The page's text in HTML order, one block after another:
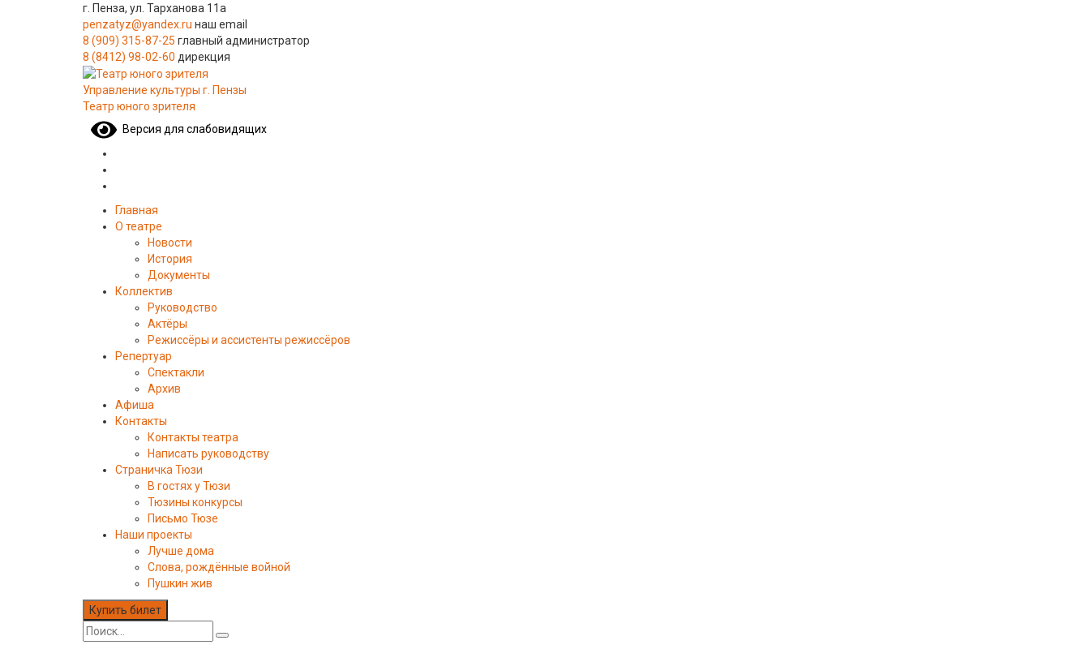
г. Пенза, ул. Тарханова 11а
penzatyz@yandex.ru наш email
8 (909) 315-87-25 главный администратор
8 (8412) 98-02-60 дирекция
Управление культуры г. Пензы
Театр юного зрителя
Версия для слабовидящих
Главная
О театре
Новости
История
Документы
Коллектив
Руководство
Актёры
Режиссёры и ассистенты режиссёров
Репертуар
Спектакли
Архив
Афиша
Контакты
Контакты театра
Написать руководству
Страничка Тюзи
В гостях у Тюзи
Тюзины конкурсы
Письмо Тюзе
Наши проекты
Лучше дома
Слова, рождённые войной
Пушкин жив
Купить билет